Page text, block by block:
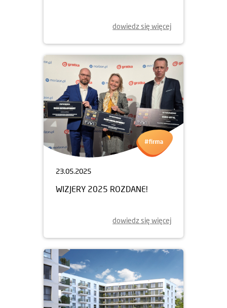
dowiedz się więcej
23.05.2025
WIZJERY 2025 ROZDANE!
dowiedz się więcej